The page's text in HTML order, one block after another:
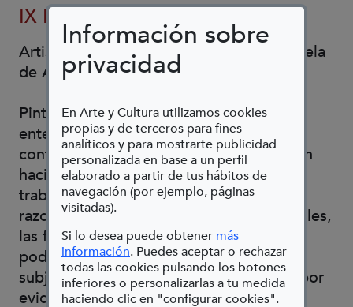
Información sobre
privacidad
En Arte y Cultura utilizamos cookies
propias y de terceros para fines
analíticos y para mostrarte publicidad
personalizada en base a un perfil
elaborado a partir de tus hábitos de
navegación (por ejemplo, páginas
visitadas).
Si lo desea puede obtener más
información(Abre en nueva ventana)
. Puedes aceptar o rechazar
todas las cookies pulsando los botones
inferiores o personalizarlas a tu medida
haciendo clic en "configurar cookies".
IX Bienal
Artista visual y docente en ESARDI Escuela
de Arte y Diseño de Amposta.
Pintura, dibujo, grabado y ensamblaje
entendidos como desarrollo y prácticas
contemporáneas, evolucionando también
hacia la intervención y la instalación. Su
trabajo es en reflexión y crítica sobre las
razones que orbitan las estructuras sociales,
las formas de control, y los sistemas del
poder en contraposición a las
subjetividades de los “yo”, con interés por
evidenciar las sensibilidades.